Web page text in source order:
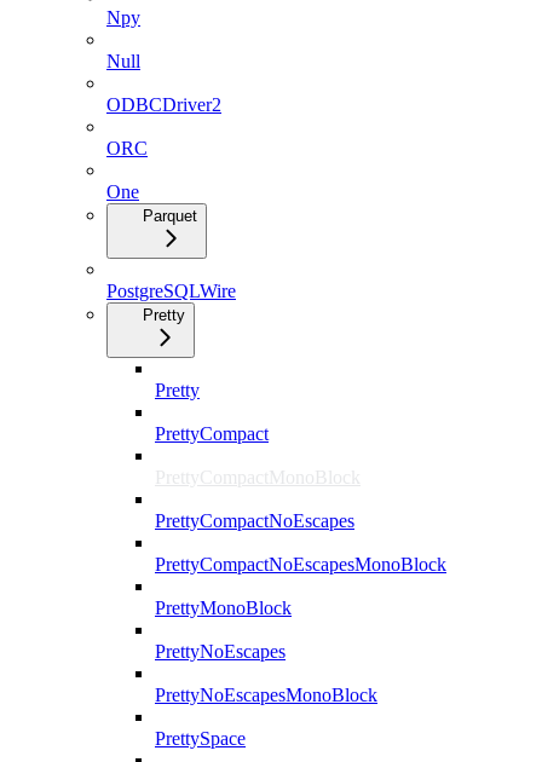
Npy
Null
ODBCDriver2
ORC
One
Parquet
PostgreSQLWire
Pretty
Pretty
PrettyCompact
PrettyCompactMonoBlock
PrettyCompactNoEscapes
PrettyCompactNoEscapesMonoBlock
PrettyMonoBlock
PrettyNoEscapes
PrettyNoEscapesMonoBlock
PrettySpace